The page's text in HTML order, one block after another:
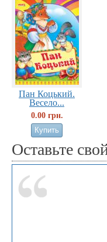
Пан Коцький.
Весело...
0.00 грн.
Оставьте